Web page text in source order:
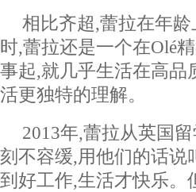
相比齐超,蕾拉在年
时,蕾拉还是一个在Olé
事起,就几乎生活在高品
活更独特的理解。
2013年,蕾拉从英国
刻不容缓,用他们的话说
到好工作,生活才快乐。